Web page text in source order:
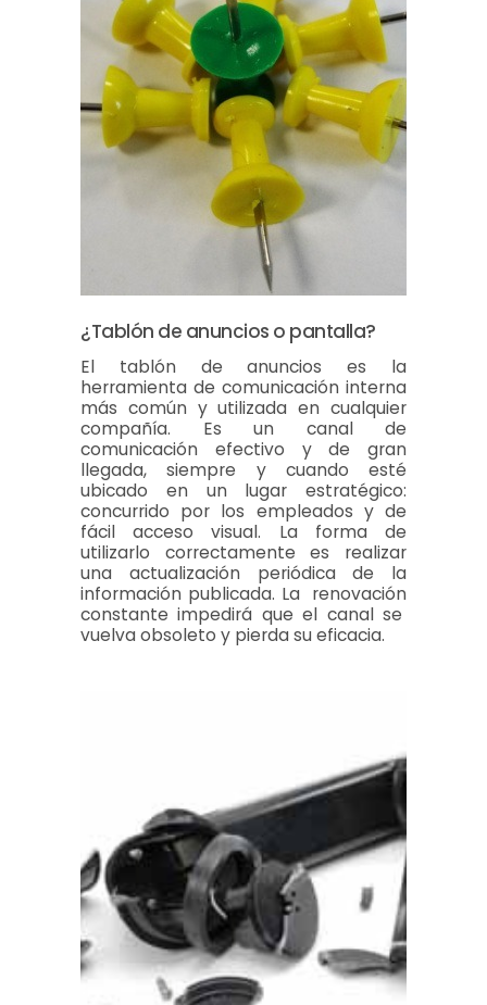
¿Tablón de anuncios o pantalla?
El tablón de anuncios es la
herramienta de comunicación interna
más común y utilizada en cualquier
compañía. Es un canal de
comunicación efectivo y de gran
llegada, siempre y cuando esté
ubicado en un lugar estratégico:
concurrido por los empleados y de
fácil acceso visual. La forma de
utilizarlo correctamente es realizar
una actualización periódica de la
información publicada. La renovación
constante impedirá que el canal se
vuelva obsoleto y pierda su eficacia.